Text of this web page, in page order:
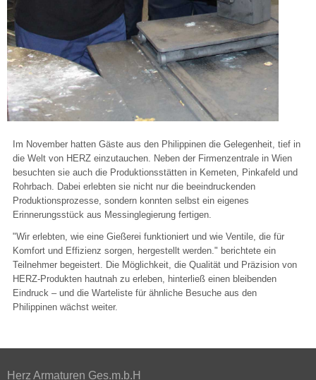
Im November hatten Gäste aus den Philippinen die Gelegenheit, tief in
die Welt von HERZ einzutauchen. Neben der Firmenzentrale in Wien
besuchten sie auch die Produktionsstätten in Kemeten, Pinkafeld und
Rohrbach. Dabei erlebten sie nicht nur die beeindruckenden
Produktionsprozesse, sondern konnten selbst ein eigenes
Erinnerungsstück aus Messinglegierung fertigen.
"Wir erlebten, wie eine Gießerei funktioniert und wie Ventile, die für
Komfort und Effizienz sorgen, hergestellt werden." berichtete ein
Teilnehmer begeistert. Die Möglichkeit, die Qualität und Präzision von
HERZ-Produkten hautnah zu erleben, hinterließ einen bleibenden
Eindruck – und die Warteliste für ähnliche Besuche aus den
Philippinen wächst weiter.
Herz Armaturen Ges.m.b.H